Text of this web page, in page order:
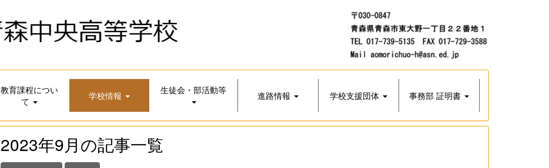
教育課程につい
て
学校情報 生徒会・部活動等 進路情報 学校支援団体 事務部 証明書
2023年9月の記事一覧